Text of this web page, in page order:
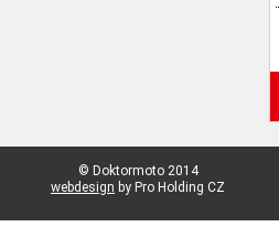
© Doktormoto 2014
webdesign by Pro Holding CZ